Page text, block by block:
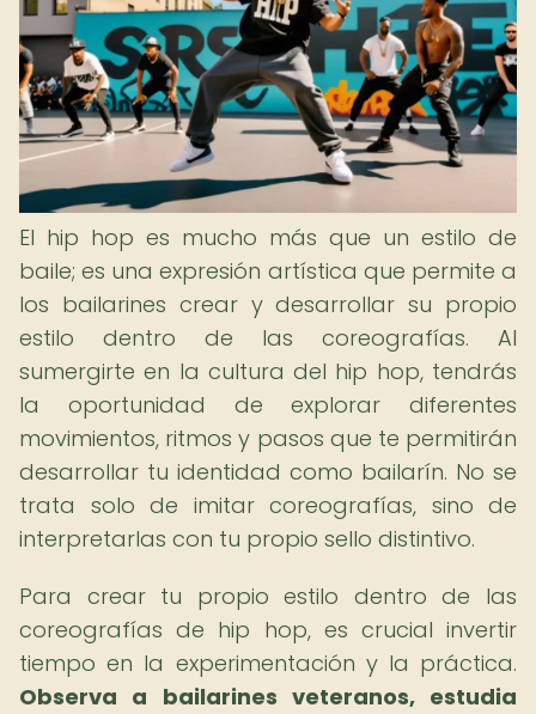
El hip hop es mucho más que un estilo de
baile; es una expresión artística que permite a
los bailarines crear y desarrollar su propio
estilo dentro de las coreografías. Al
sumergirte en la cultura del hip hop, tendrás
la oportunidad de explorar diferentes
movimientos, ritmos y pasos que te permitirán
desarrollar tu identidad como bailarín. No se
trata solo de imitar coreografías, sino de
interpretarlas con tu propio sello distintivo.
Para crear tu propio estilo dentro de las
coreografías de hip hop, es crucial invertir
tiempo en la experimentación y la práctica.
Observa a bailarines veteranos, estudia